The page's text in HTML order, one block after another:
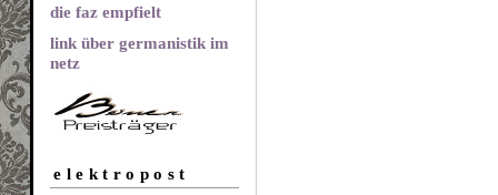
die faz empfielt
link über germanistik im
netz
elektropost